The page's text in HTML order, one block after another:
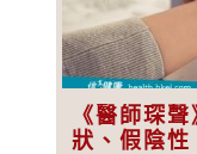
《醫師琛
狀、假陰性